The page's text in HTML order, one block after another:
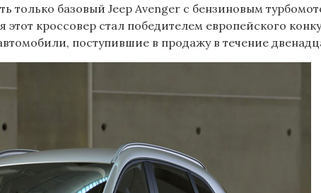
только базовый Jeep Avenger с бензиновым
этот кроссовер стал победителем европейского
поступившие в продажу в течение